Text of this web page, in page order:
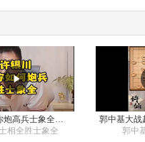
相全胜士象全
郭中